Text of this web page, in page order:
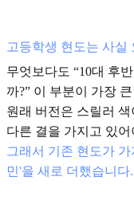
고등학생 현도는 사실
무엇보다도 “10대 후
까?” 이 부분이 가장
원래 버전은 스릴러
다른 결을 가지고 있
그래서 기존 현도가
민'을 새로 더했습니다.